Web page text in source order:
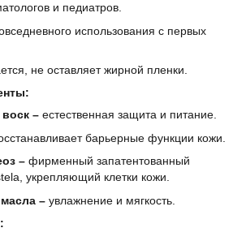
и педиатров.
использования с первых
не оставляет жирной пленки.
– естественная защита и питание.
барьерные функции кожи.
– фирменный запатентованный
укрепляющий клетки кожи.
– увлажнение и мягкость.